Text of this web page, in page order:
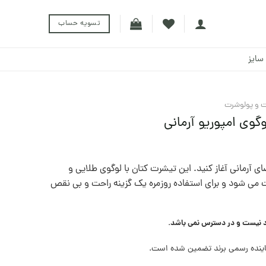
تسویه حساب
و پولوشرت
امپوریو آرمانی
آرمانی آغاز کنید. این تیشرت کتان با لوگوی طلایی و
می شود و برای استفاده روزمره یک گزینه راحت و بی نقص
نیست و در دسترس نمی باشد.
رسمی برند تضمین شده است.